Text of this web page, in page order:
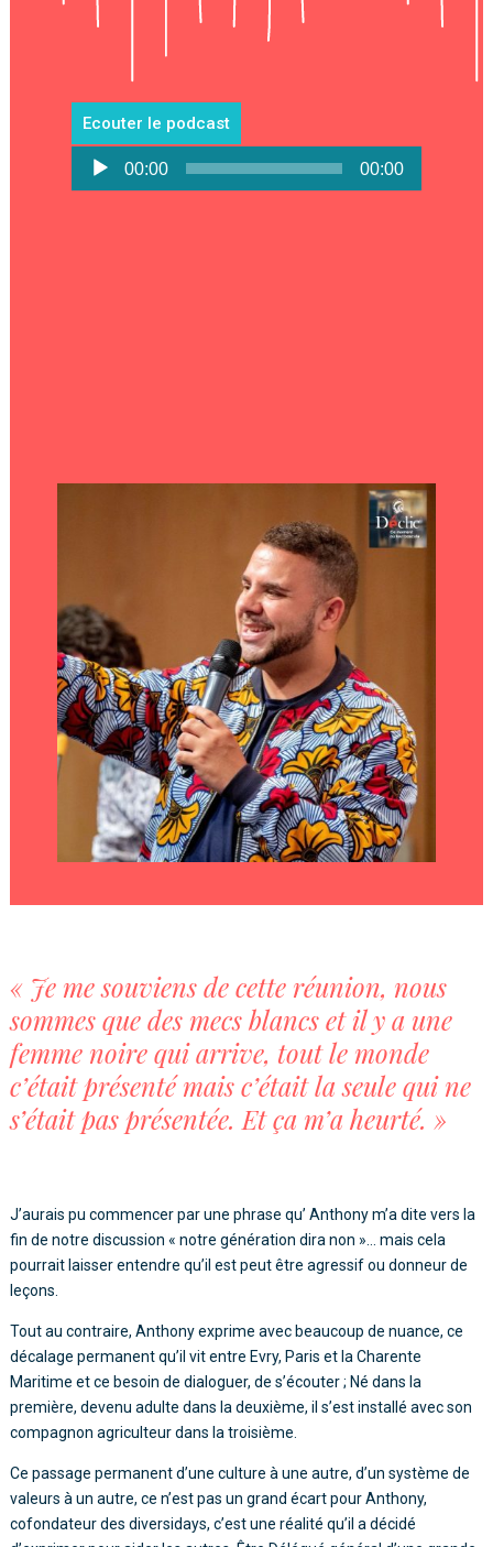
Ecouter le podcast
Lecteur
audio
00:00 00:00
« Je me souviens de cette réunion, nous
sommes que des mecs blancs et il y a une
femme noire qui arrive, tout le monde
c’était présenté mais c’était la seule qui ne
s’était pas présentée. Et ça m’a heurté. »
J’aurais pu commencer par une phrase qu’ Anthony m’a dite vers la
fin de notre discussion « notre génération dira non »… mais cela
pourrait laisser entendre qu’il est peut être agressif ou donneur de
leçons.
Tout au contraire, Anthony exprime avec beaucoup de nuance, ce
décalage permanent qu’il vit entre Evry, Paris et la Charente
Maritime et ce besoin de dialoguer, de s’écouter ; Né dans la
première, devenu adulte dans la deuxième, il s’est installé avec son
compagnon agriculteur dans la troisième.
Ce passage permanent d’une culture à une autre, d’un système de
valeurs à un autre, ce n’est pas un grand écart pour Anthony,
cofondateur des diversidays, c’est une réalité qu’il a décidé